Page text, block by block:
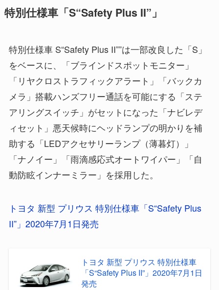
特別仕様車「S“Safety Plus II”」
特別仕様車 S“Safety Plus II””は一部改良した「S」
をベースに、「ブラインドスポットモニター」
「リヤクロストラフィックアラート」「バックカ
メラ」搭載ハンズフリー通話を可能にする「ステ
アリングスイッチ」がセットになった「ナビレデ
ィセット」悪天候時にヘッドランプの明かりを補
助する「LEDアクセサリーランプ（薄暮灯）」
「ナノイー」「雨滴感応式オートワイパー」「自
動防眩インナーミラー」を採用した。
トヨタ 新型 プリウス 特別仕様車「S“Safety Plus
II”」2020年7月1日発売
トヨタ 新型 プリウス 特別仕様車
「S“Safety Plus II”」2020年7月1日
発売